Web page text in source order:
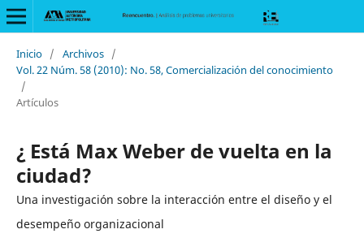
Inicio / Archivos /
Vol. 22 Núm. 58 (2010): No. 58, Comercialización del conocimiento
/
Artículos
¿ Está Max Weber de vuelta en la
ciudad?
Una investigación sobre la interacción entre el diseño y el
desempeño organizacional